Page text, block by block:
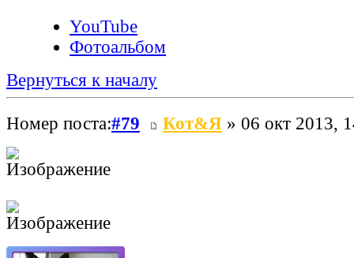
YouTube
Фотоальбом
Вернуться к началу
Номер поста:#79 Кот&Я » 06 окт 2013,